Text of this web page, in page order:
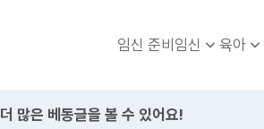
임신 준비임신 육아
더 많은 베동글을 볼 수 있어요!